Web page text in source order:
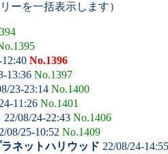
ーを一括表示します）
12:40 No.1396
13:36 No.1397
23-23:14 No.1400
11:26 No.1401
22/08/24-22:43 No.1406
08/25-10:52 No.1409
ラネットハリウッド 22/08/24-14:55